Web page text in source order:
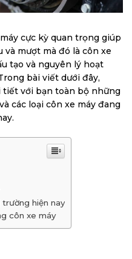
cực kỳ quan trọng giúp
mượt mà đó là côn xe
tạo và nguyên lý hoạt
bài viết dưới đây,
tiết với bạn toàn bộ những
các loại côn xe máy đang
hiện nay
côn xe máy